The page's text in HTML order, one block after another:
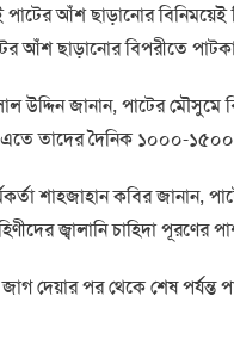
আঁশ ছাড়ানোর
আঁশ ছাড়ানোর বিপরীতে
উদ্দিন জানান, পাটের
তাদের দৈনিক ১০০০-
শাহজাহান কবির
জ্বালানি চাহিদা পূরণের
দেয়ার পর থেকে শেষ পর্যন্ত